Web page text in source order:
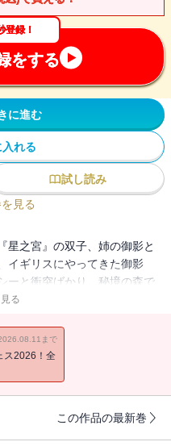
登録！
をする
に進む
れる
試し読み
見る
之宮』の双子、姉の御影と
イギリスにやってきた御影
ーと衝突ばかり。秘境の森で
ジュエルを家に送り届けて一
劇の連鎖へと繋がってい
る
まで
ス2026！全
この作品の最新巻